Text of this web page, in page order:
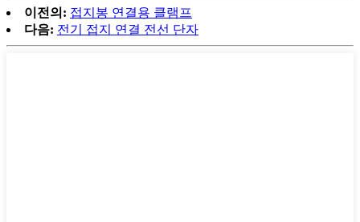
이전의: 접지봉 연결용 클램프
다음: 전기 접지 연결 전선 단자